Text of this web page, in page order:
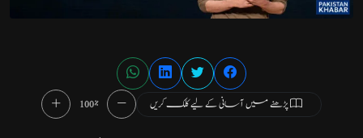
پڑھنے میں آسانی کے لیے کلک کریں 100%